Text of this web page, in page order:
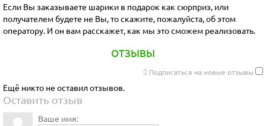
Если Вы заказываете шарики в подарок как сюрприз, или
получателем будете не Вы, то скажите, пожалуйста, об этом
оператору. И он вам расскажет, как мы это сможем реализовать.
ОТЗЫВЫ
Подписаться на новые отзывы
Ещё никто не оставил отзывов.
Оставить отзыв
Ваше имя: